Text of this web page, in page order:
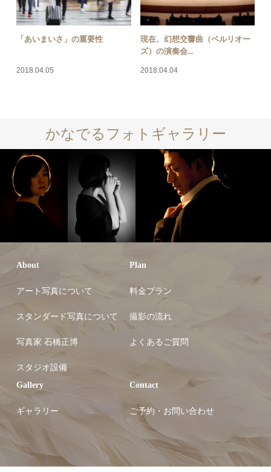
「あいまいさ」の重要性
2018.04.05
現在、幻想交響曲（ベルリオー
ズ）の演奏会...
2018.04.04
かなでるフォトギャラリー
About
アート写真について
スタンダード写真について
写真家 石橋正博
スタジオ設備
Plan
料金プラン
撮影の流れ
よくあるご質問
Gallery
ギャラリー
Contact
ご予約・お問い合わせ